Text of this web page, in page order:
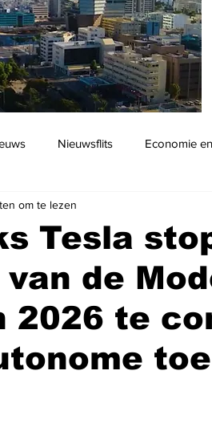
Nieuwsflits Economie
Tesla
de
2026 te
om te lezen